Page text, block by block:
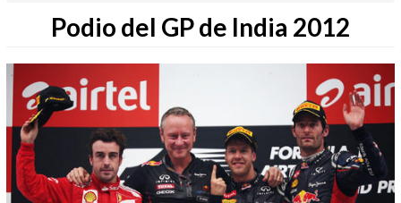
Podio del GP de India 2012